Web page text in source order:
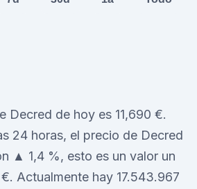
Decred de hoy es 11,690 €.
24 horas, el precio de Decred
▲ 1,4 %, esto es un valor un
Actualmente hay 17.543.967